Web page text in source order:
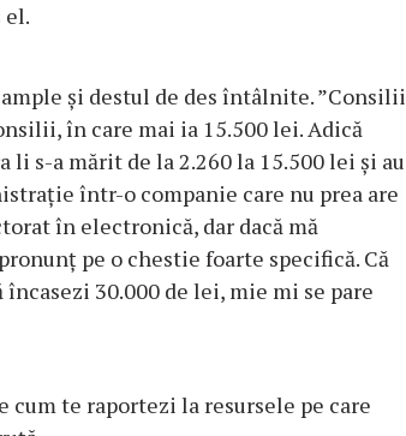
el.
şi destul de des întâlnite. ”Consilii
în care mai ia 15.500 lei. Adică
s-a mărit de la 2.260 la 15.500 lei şi au
într-o companie care nu prea are
în electronică, dar dacă mă
pe o chestie foarte specifică. Că
30.000 de lei, mie mi se pare
cum te raportezi la resursele pe care